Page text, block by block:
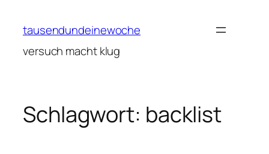
Inhalttausendundeinewoche
versuch macht klug
Schlagwort: backlist